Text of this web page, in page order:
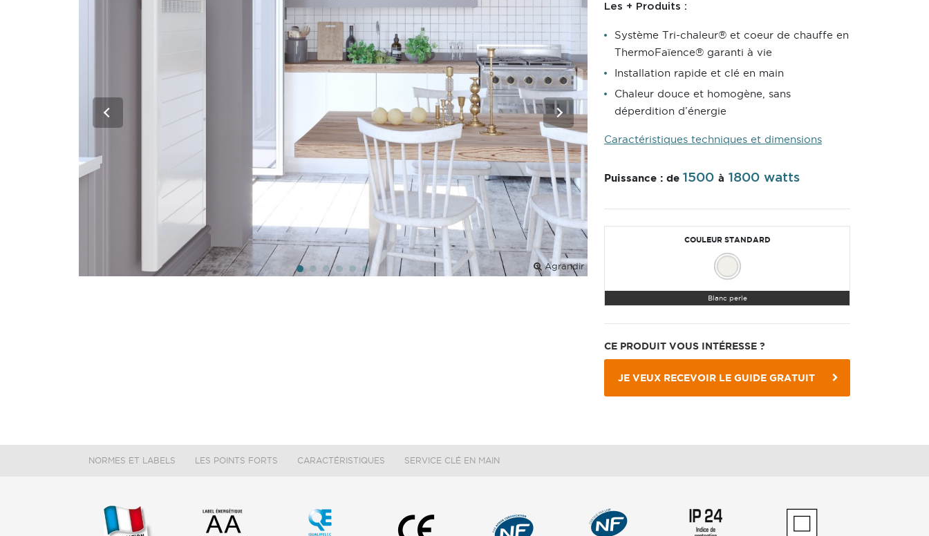
Agrandir
Les + Produits :
Système Tri-chaleur® et coeur de chauffe en
ThermoFaïence® garanti à vie
Installation rapide et clé en main
Chaleur douce et homogène, sans
déperdition d’énergie
Caractéristiques techniques et dimensions
Puissance : de 1500 à 1800 watts
COULEUR STANDARD
Blanc perle
CE PRODUIT VOUS INTÉRESSE ?
JE VEUX RECEVOIR LE GUIDE GRATUIT
NORMES ET LABELS LES POINTS FORTS CARACTÉRISTIQUES SERVICE CLÉ EN MAIN